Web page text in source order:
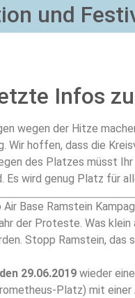
und
Infos
wegen der Hitze
Wir hoffen, dass die
des Platzes müsst
Es wird genug Platz für
Base Ramstein
der Proteste. Was
Stopp Ramstein,
29.06.2019 wieder
Platz) mit einer